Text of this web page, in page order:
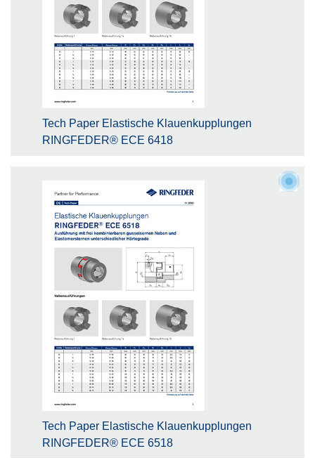
Tech Paper Elastische Klauenkupplungen
RINGFEDER® ECE 6418
Tech Paper Elastische Klauenkupplungen
RINGFEDER® ECE 6518